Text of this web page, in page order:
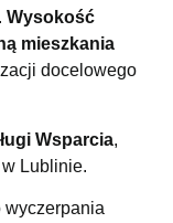
Wysokość
mieszkania
docelowego
Wsparcia,
Lublinie.
wyczerpania